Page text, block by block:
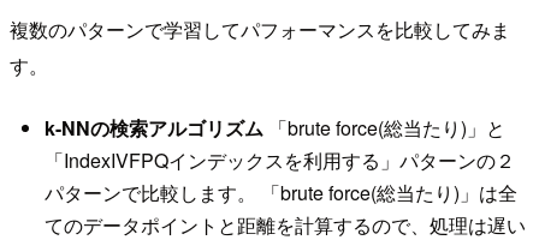
複数のパターンで学習してパフォーマンスを比較してみま
す。
k-NNの検索アルゴリズム「brute force(総当たり)」と
「IndexIVFPQインデックスを利用する」パターンの２
パターンで比較します。 「brute force(総当たり)」は全
てのデータポイントと距離を計算するので、処理は遅い